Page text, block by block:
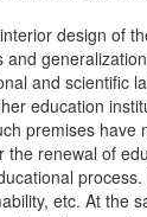
design of
and scientific
education
premises have
renewal of
etc. At the